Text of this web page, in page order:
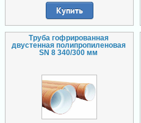
Купить
Труба гофрированная
двустенная полипропиленовая
SN 8 340/300 мм